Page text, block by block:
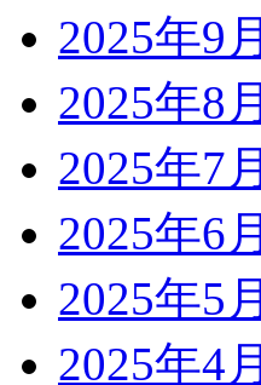
2025年9月
2025年8月
2025年7月
2025年6月
2025年5月
2025年4月